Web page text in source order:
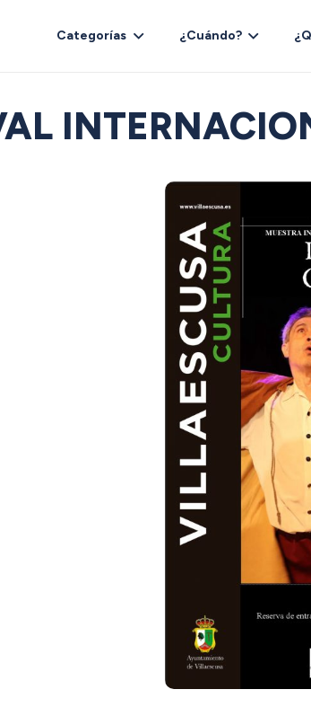
Categorías ¿Cuándo?